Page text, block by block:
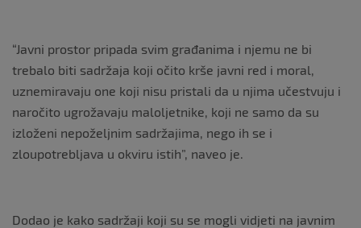
“Javni prostor pripada svim građanima i njemu ne bi
trebalo biti sadržaja koji očito krše javni red i moral,
uznemiravaju one koji nisu pristali da u njima učestvuju i
naročito ugrožavaju maloljetnike, koji ne samo da su
izloženi nepoželjnim sadržajima, nego ih se i
zloupotrebljava u okviru istih”, naveo je.
Dodao je kako sadržaji koji su se mogli vidjeti na javnim